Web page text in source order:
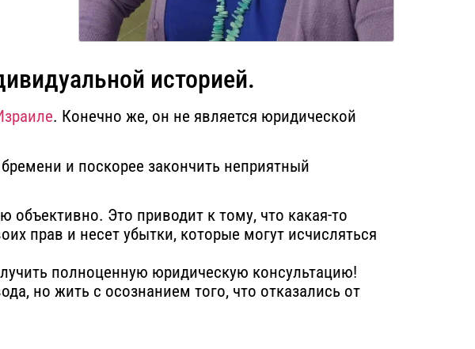
историей.
. Конечно же, он не является юридической
и поскорее закончить неприятный
объективно. Это приводит к тому, что какая-то
прав и несет убытки, которые могут исчисляться
полноценную юридическую консультацию!
но жить с осознанием того, что отказались от